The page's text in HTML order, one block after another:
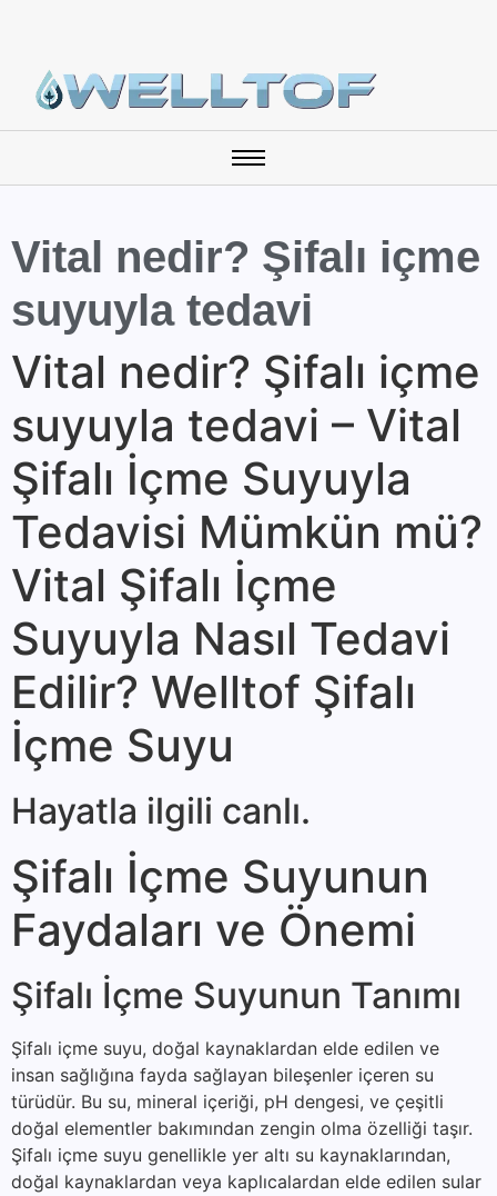
Vital nedir? Şifalı içme
suyuyla tedavi
Vital nedir? Şifalı içme
suyuyla tedavi – Vital
Şifalı İçme Suyuyla
Tedavisi Mümkün mü?
Vital Şifalı İçme
Suyuyla Nasıl Tedavi
Edilir? Welltof Şifalı
İçme Suyu
Hayatla ilgili canlı.
Şifalı İçme Suyunun
Faydaları ve Önemi
Şifalı İçme Suyunun Tanımı
Şifalı içme suyu, doğal kaynaklardan elde edilen ve
insan sağlığına fayda sağlayan bileşenler içeren su
türüdür. Bu su, mineral içeriği, pH dengesi, ve çeşitli
doğal elementler bakımından zengin olma özelliği taşır.
Şifalı içme suyu genellikle yer altı su kaynaklarından,
doğal kaynaklardan veya kaplıcalardan elde edilen sular